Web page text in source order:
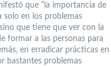
que “la importancia de
en los problemas
que tiene que ver con la
formar a las personas para
en erradicar prácticas en
bastantes problemas